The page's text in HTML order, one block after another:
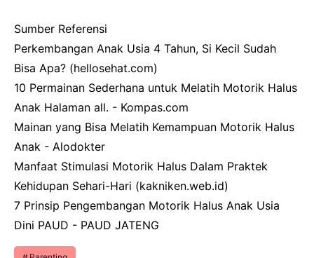
Sumber Referensi
Perkembangan Anak Usia 4 Tahun, Si Kecil Sudah
Bisa Apa? (hellosehat.com)
10 Permainan Sederhana untuk Melatih Motorik Halus
Anak Halaman all. - Kompas.com
Mainan yang Bisa Melatih Kemampuan Motorik Halus
Anak - Alodokter
Manfaat Stimulasi Motorik Halus Dalam Praktek
Kehidupan Sehari-Hari (kakniken.web.id)
7 Prinsip Pengembangan Motorik Halus Anak Usia
Dini PAUD - PAUD JATENG